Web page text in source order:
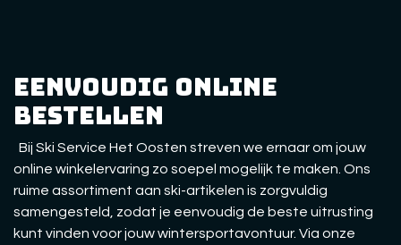
eenvoudig online
bestellen
Bij Ski Service Het Oosten streven we ernaar om jouw
online winkelervaring zo soepel mogelijk te maken. Ons
ruime assortiment aan ski-artikelen is zorgvuldig
samengesteld, zodat je eenvoudig de beste uitrusting
kunt vinden voor jouw wintersportavontuur. Via onze